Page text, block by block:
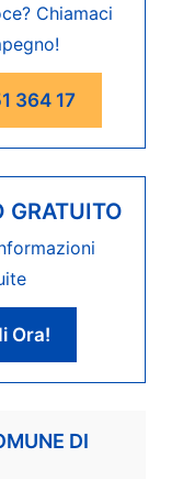
Chiamaci
364 17
GRATUITO
Ora!
DI